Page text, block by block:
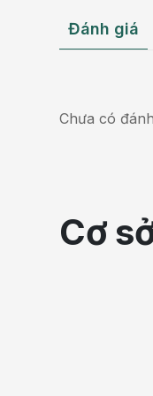
Tỷ lệ mắc
Đánh giá
Chưa có
Cơ